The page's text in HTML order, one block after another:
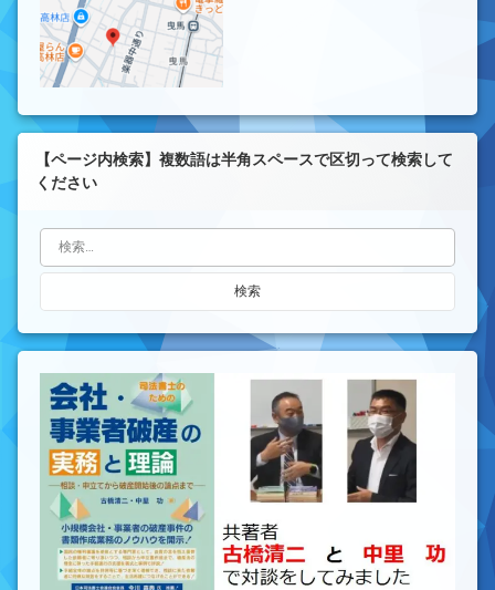
【ページ内検索】複数語は半角スペースで区切って検索して
ください
検索: